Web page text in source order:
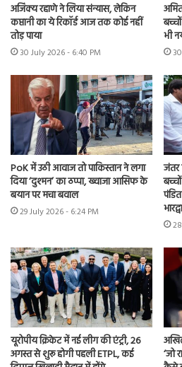
अजिंक्य रहाणे ने लिया संन्यास, लेकिन
कप्तानी का ये रिकॉर्ड आज तक कोई नहीं
तोड़ पाया
30 July 2026 - 6:40 PM
भी
PoK में उठी आवाज तो पाकिस्तान ने लगा
दिया ‘दुश्मन’ का ठप्पा, ख्वाजा आसिफ के
बयान पर मचा बवाल
29 July 2026 - 6:24 PM
जंतर
यूरोपीय क्रिकेट में नई लीग की एंट्री, 26
अगस्त से शुरू होगी पहली ETPL, कई
‘जो